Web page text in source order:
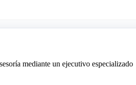
mediante un ejecutivo especializado